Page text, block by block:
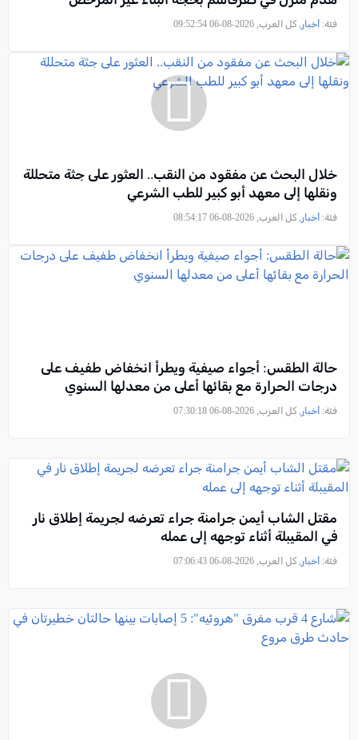
فئة: أخبار , كل العرب, 2026-08-06 09:52:54
خلال البحث عن مفقود من النقب.. العثور على جثة متحللة
ونقلها إلى معهد أبو كبير للطب الشرعي
فئة: أخبار , كل العرب, 2026-08-06 08:54:17
حالة الطقس: أجواء صيفية ويطرأ انخفاض طفيف على
درجات الحرارة مع بقائها أعلى من معدلها السنوي
فئة: أخبار , كل العرب, 2026-08-06 07:30:18
مقتل الشاب أيمن جرامنة جراء تعرضه لجريمة إطلاق نار
في المقيبلة أثناء توجهه إلى عمله
فئة: أخبار , كل العرب, 2026-08-06 07:06:43